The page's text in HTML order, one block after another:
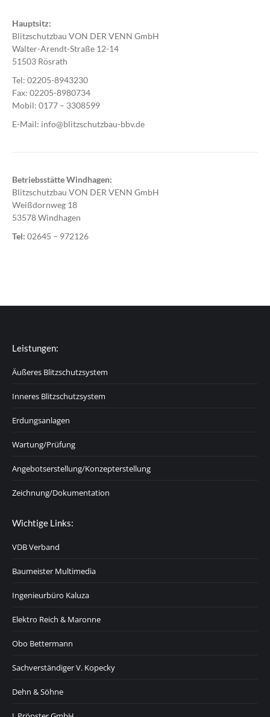
Hauptsitz:
Blitzschutzbau VON DER VENN GmbH
Walter-Arendt-Straße 12-14
51503 Rösrath
Tel: 02205-8943230
Fax: 02205-8980734
Mobil: 0177 – 3308599
E-Mail: info@blitzschutzbau-bbv.de
Betriebsstätte Windhagen:
Blitzschutzbau VON DER VENN GmbH
Weißdornweg 18
53578 Windhagen
Tel: 02645 – 972126
Leistungen:
Äußeres Blitzschutzsystem
Inneres Blitzschutzsystem
Erdungsanlagen
Wartung/Prüfung
Angebotserstellung/Konzepterstellung
Zeichnung/Dokumentation
Wichtige Links:
VDB Verband
Baumeister Multimedia
Ingenieurbüro Kaluza
Elektro Reich & Maronne
Obo Bettermann
Sachverständiger V. Kopecky
Dehn & Söhne